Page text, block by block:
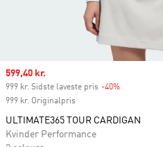
Sale price
599,40 kr.
999 kr. Sidste laveste pris -40%
999 kr. Originalpris
ULTIMATE365 TOUR CARDIGAN
Kvinder Performance